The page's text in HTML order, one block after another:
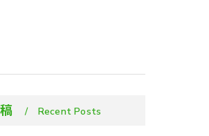
Recent Posts